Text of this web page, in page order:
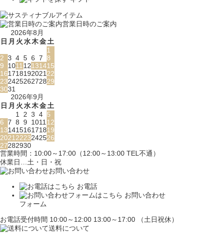
営業日時のご案内
2026年8月
日 月 火水木金土
1
2 3 4 5 6 7 8
9
101112131415
16171819202122
23242526272829
3031
2026年9月
日 月 火水木金土
1 2 3 4 5
6 7 8 9 101112
13141516171819
20212223242526
27282930
営業時間：10:00～17:00（12:00～13:00 TEL不通）
休業日…土・日・祝
お問い合わせ
お電話
お問い合わせ
フォーム
お電話受付時間 10:00～12:00 13:00～17:00 （土日祝休）
送料について